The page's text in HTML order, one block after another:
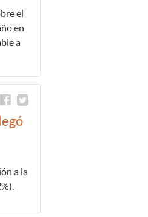
el
en
a
a la